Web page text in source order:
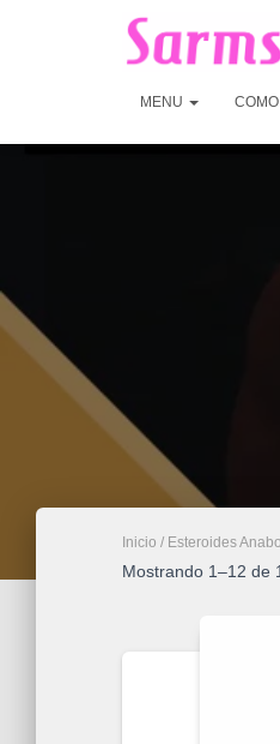
MENU
Inicio / Esteroides
Mostrando 1–12 de